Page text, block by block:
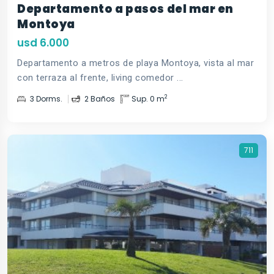
Departamento a pasos del mar en
Montoya
usd 6.000
Departamento a metros de playa Montoya, vista al mar
con terraza al frente, living comedor ...
3 Dorms. 2 Baños Sup. 0 m2
711